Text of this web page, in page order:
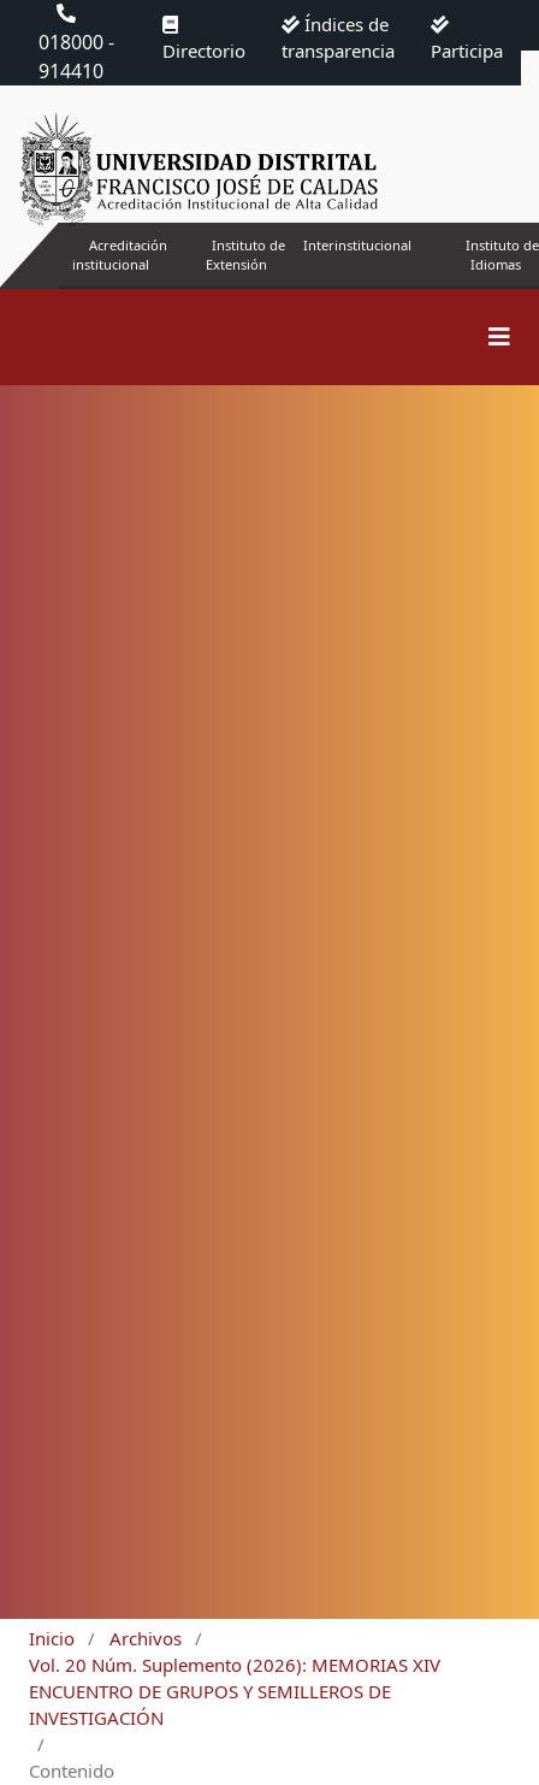
018000 -
914410
Directorio
Índices de
transparencia
Participa
Acreditación
institucional
Instituto de
Extensión
Interinstitucional
Instituto de
Idiomas
Inicio / Archivos /
Vol. 20 Núm. Suplemento (2026): MEMORIAS XIV
ENCUENTRO DE GRUPOS Y SEMILLEROS DE
INVESTIGACIÓN
/
Contenido